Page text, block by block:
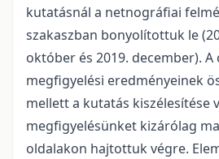
kutatásnál a netnográfiai
szakaszban bonyolítottuk le
október és 2019. december). A
megfigyelési eredményeinek
mellett a kutatás kiszélesítése
megfigyelésünket kizárólag
oldalakon hajtottuk végre.